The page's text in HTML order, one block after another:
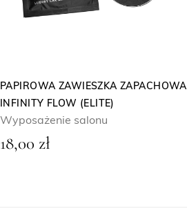
PAPIROWA ZAWIESZKA ZAPACHOWA
INFINITY FLOW (ELITE)
Wyposażenie salonu
18,00 zł